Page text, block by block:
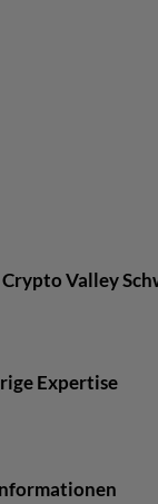
Valley
Expertise